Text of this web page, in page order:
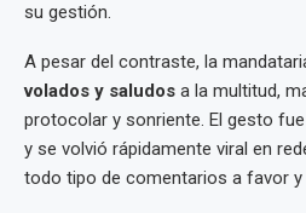
su gestión.
A pesar del contraste, la
volados y saludos a la multitud,
protocolar y sonriente. El gesto
y se volvió rápidamente viral en
todo tipo de comentarios a favor y